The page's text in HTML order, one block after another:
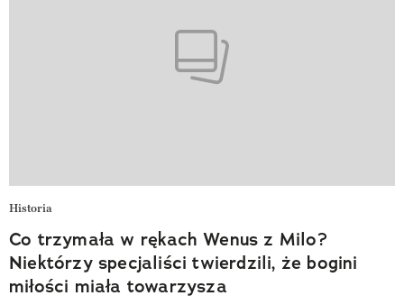
Historia
Co trzymała w rękach Wenus z Milo?
Niektórzy specjaliści twierdzili, że bogini
miłości miała towarzysza